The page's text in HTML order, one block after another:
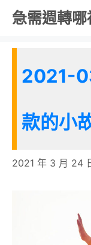
急需週轉
2021-
款的小
2021 年 3 月 24